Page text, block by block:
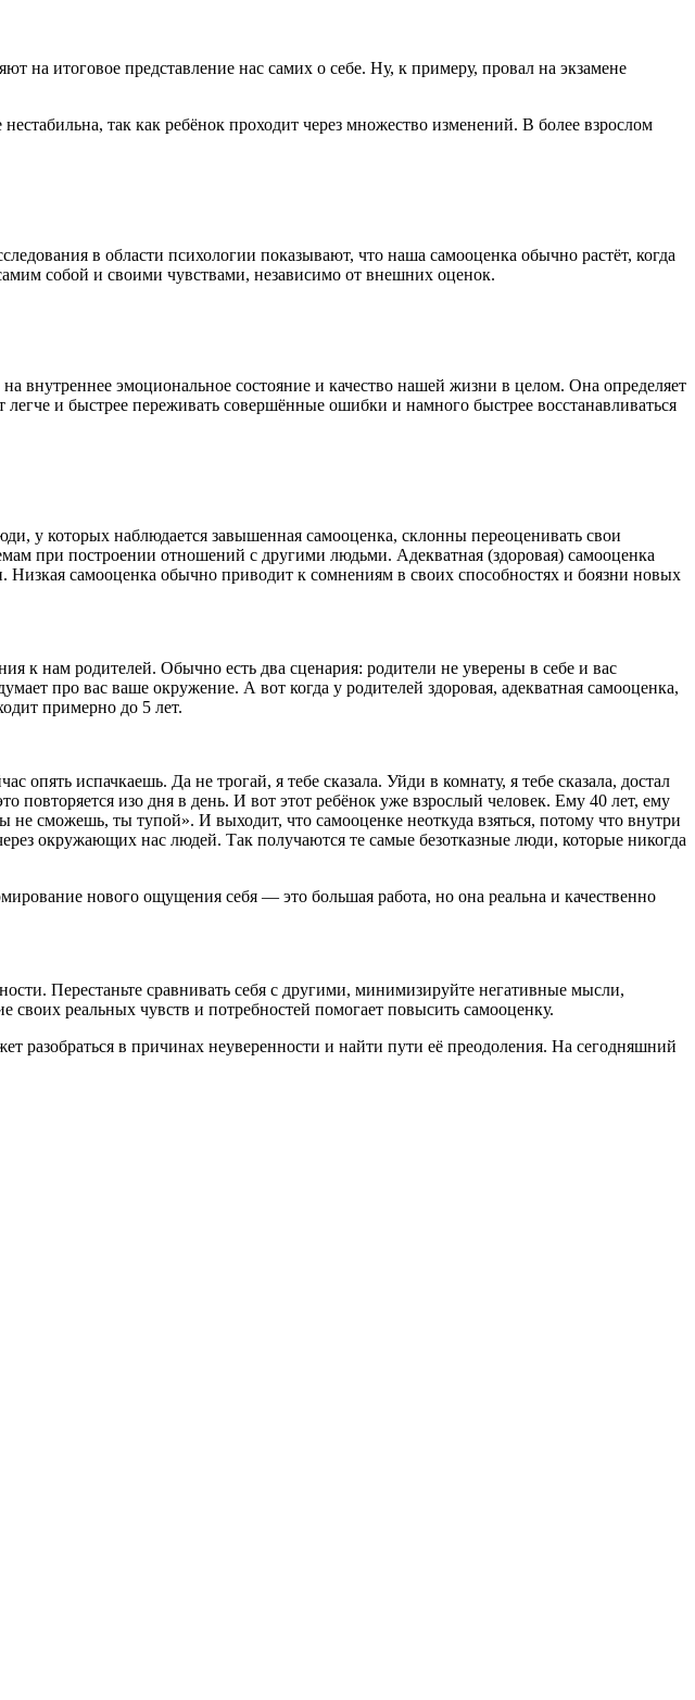
итоговое представление нас самих о себе. Ну, к примеру, провал на экзамене
так как ребёнок проходит через множество изменений. В более взрослом
в области психологии показывают, что наша самооценка обычно растёт, когда
собой и своими чувствами, независимо от внешних оценок.
эмоциональное состояние и качество нашей жизни в целом. Она определяет
и быстрее переживать совершённые ошибки и намного быстрее восстанавливаться
у которых наблюдается завышенная самооценка, склонны переоценивать свои
при построении отношений с другими людьми. Адекватная (здоровая) самооценка
самооценка обычно приводит к сомнениям в своих способностях и боязни новых
к нам родителей. Обычно есть два сценария: родители не уверены в себе и вас
про вас ваше окружение. А вот когда у родителей здоровая, адекватная самооценка,
примерно до 5 лет.
испачкаешь. Да не трогай, я тебе сказала. Уйди в комнату, я тебе сказала, достал
изо дня в день. И вот этот ребёнок уже взрослый человек. Ему 40 лет, ему
не сможешь, ты тупой». И выходит, что самооценке неоткуда взяться, потому что внутри
окружающих нас людей. Так получаются те самые безотказные люди, которые никогда
нового ощущения себя — это большая работа, но она реальна и качественно
Перестаньте сравнивать себя с другими, минимизируйте негативные мысли,
реальных чувств и потребностей помогает повысить самооценку.
разобраться в причинах неуверенности и найти пути её преодоления. На сегодняшний